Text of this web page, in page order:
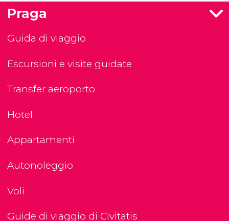
Praga
Guida di viaggio
Escursioni e visite guidate
Transfer aeroporto
Hotel
Appartamenti
Autonoleggio
Voli
Guide di viaggio di Civitatis